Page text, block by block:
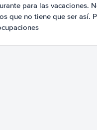
para las vacaciones.
que no tiene que ser así.